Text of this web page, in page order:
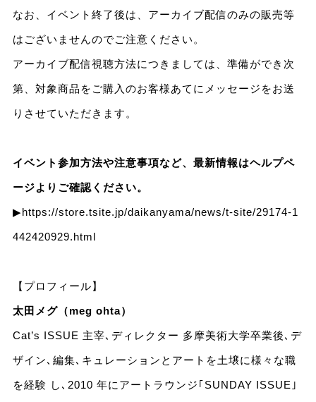
なお、イベント終了後は、アーカイブ配信のみの販売等
はございませんのでご注意ください。
アーカイブ配信視聴方法につきましては、準備ができ次
第、対象商品をご購入のお客様あてにメッセージをお送
りさせていただきます。
イベント参加方法や注意事項など、最新情報はヘルプペ
ージよりご確認ください。
▶https://store.tsite.jp/daikanyama/news/t-site/29174-1
442420929.html
【プロフィール】
太田メグ（meg ohta）
Cat’s ISSUE 主宰､ディレクター 多摩美術大学卒業後､デ
ザイン､編集､キュレーションとアートを土壌に様々な職
を経験 し､2010 年にアートラウンジ｢SUNDAY ISSUE｣